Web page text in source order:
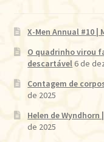
X-Men Annual #10 |
O quadrinho virou
descartável6 de
Contagem de
de 2025
Helen de
de 2025